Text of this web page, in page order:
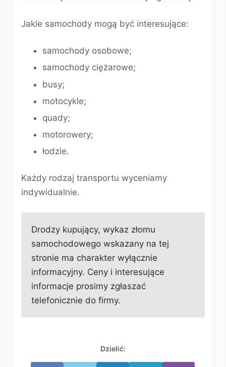
Jakie samochody mogą być interesujące:
samochody osobowe;
samochody ciężarowe;
busy;
motocykle;
quady;
motorowery;
łodzie.
Każdy rodzaj transportu wyceniamy
indywidualnie.
Drodzy kupujący, wykaz złomu
samochodowego wskazany na tej
stronie ma charakter wyłącznie
informacyjny. Ceny i interesujące
informacje prosimy zgłaszać
telefonicznie do firmy.
Dzielić: